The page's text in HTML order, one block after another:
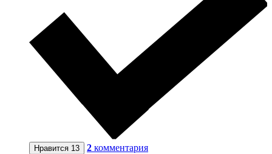
Нравится 13 2 комментария